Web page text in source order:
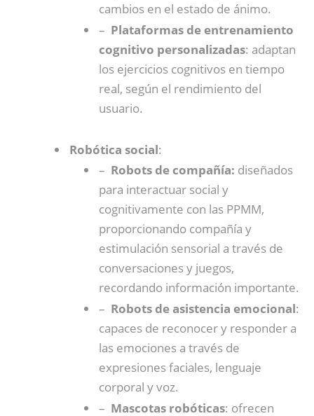
cambios en el estado de ánimo.
– Plataformas de entrenamiento
cognitivo personalizadas: adaptan
los ejercicios cognitivos en tiempo
real, según el rendimiento del
usuario.
Robótica social:
– Robots de compañía: diseñados
para interactuar social y
cognitivamente con las PPMM,
proporcionando compañía y
estimulación sensorial a través de
conversaciones y juegos,
recordando información importante.
– Robots de asistencia emocional:
capaces de reconocer y responder a
las emociones a través de
expresiones faciales, lenguaje
corporal y voz.
– Mascotas robóticas: ofrecen